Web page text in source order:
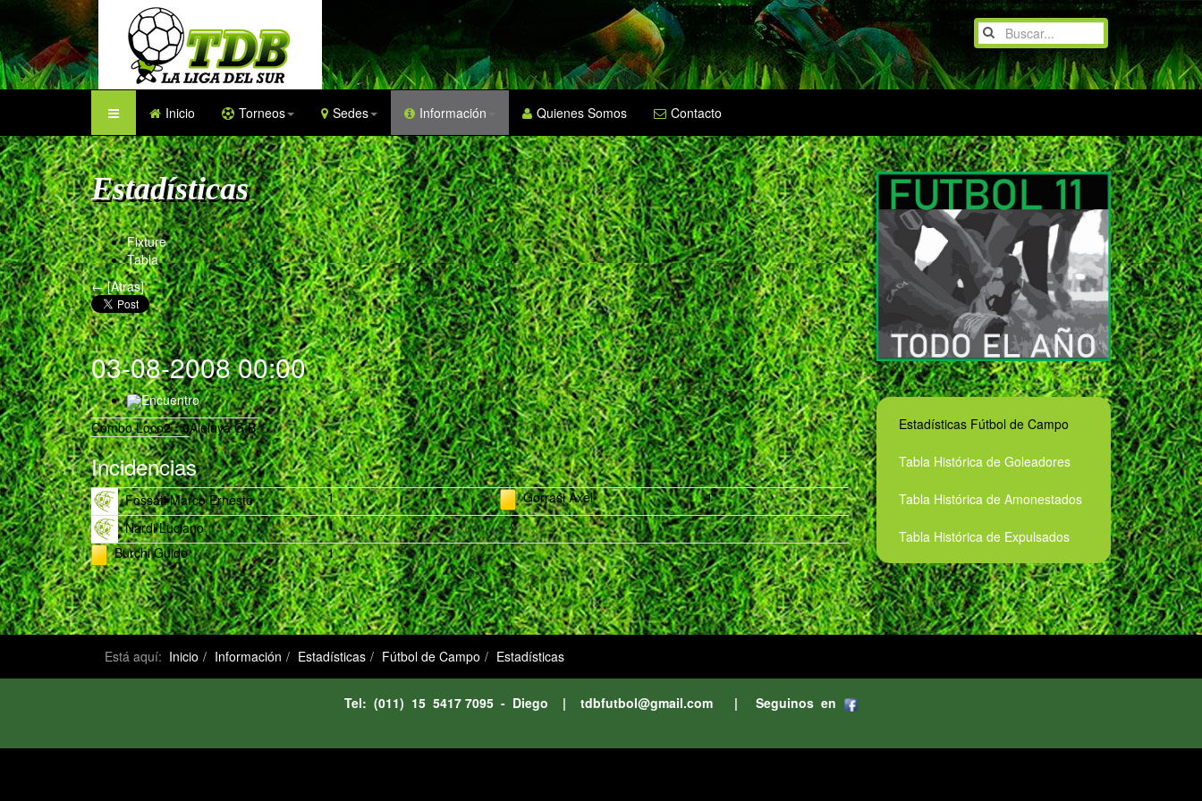
Inicio Torneos Sedes Información Quienes Somos Contacto
Estadísticas
Fixture
Tabla
← [Atras]
03-08-2008 00:00
Encuentro
Combo Loco2: 0Aleluya G.B.
Incidencias
Fossati Marco Ernesto 1 Gorrasi Axel
1
Nardi Luciano
1
Burchi Guido
1
Estadísticas Fútbol de Campo
Tabla Histórica de Goleadores
Tabla Histórica de Amonestados
Tabla Histórica de Expulsados
Está aquí: Inicio Información Estadísticas Fútbol de Campo Estadísticas
Tel: (011) 15 5417 7095 - Diego | tdbfutbol@gmail.com| Seguinos en